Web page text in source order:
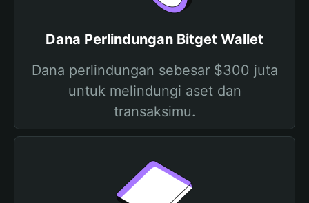
Dana Perlindungan Bitget Wallet
Dana perlindungan sebesar $300 juta
untuk melindungi aset dan
transaksimu.